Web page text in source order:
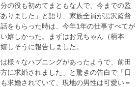
の役も初めてまともな人で、今までの監
りました」と語り、家族全員が黒沢監督
をもらった時は、今年1年の仕事すべてが
嬉しかった。まずはお兄ちゃん（柄本
しそうに報告しました。
様々なハプニングがあったようで、前田
に求婚されました」と驚きの告白で「日
求婚されていて、現地の男性は可愛い＝